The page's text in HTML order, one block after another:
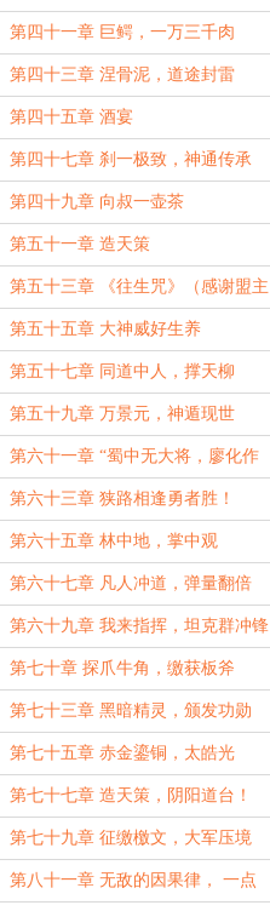
第四十一章 巨鳄，一万三千肉
第四十三章 涅骨泥，道途封雷
第四十五章 酒宴
第四十七章 刹一极致，神通传承
第四十九章 向叔一壶茶
第五十一章 造天策
第五十三章 《往生咒》（感谢盟主
书友2017041810323079）
第五十五章 大神威好生养
第五十七章 同道中人，撑天柳
第五十九章 万景元，神遁现世
第六十一章 “蜀中无大将，廖化作
先锋”
第六十三章 狭路相逢勇者胜！
第六十五章 林中地，掌中观
第六十七章 凡人冲道，弹量翻倍
第六十九章 我来指挥，坦克群冲锋
第七十章 探爪牛角，缴获板斧
第七十三章 黑暗精灵，颁发功勋
第七十五章 赤金鎏铜，太皓光
第七十七章 造天策，阴阳道台！
第七十九章 征缴檄文，大军压境
第八十一章 无敌的因果律， 一点